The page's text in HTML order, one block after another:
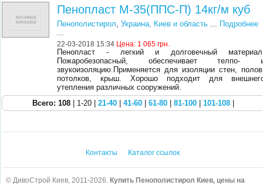
Пенопласт М-35(ППС-П) 14кг/м куб
Пенополистирол,Украина, Киев и область ... Подробнее
...
22-03-2018 15:34 Цена: 1 065 грн.
Пенопласт - легкий и долговечный
Пожаробезопасный, обеспечивает телпо-
звукоизоляцию.Применяется для изоляции стен,
потолков, крыш. Хорошо подходит для
утепления различных сооружений.
Всего: 108 | 1-20 | 21-40 41-60 61-80 81-100 101-108
Контакты Каталог ссылок
© ДивоСтрой Киев, 2011-2026. Купить Пенополистирол Киев, цены на